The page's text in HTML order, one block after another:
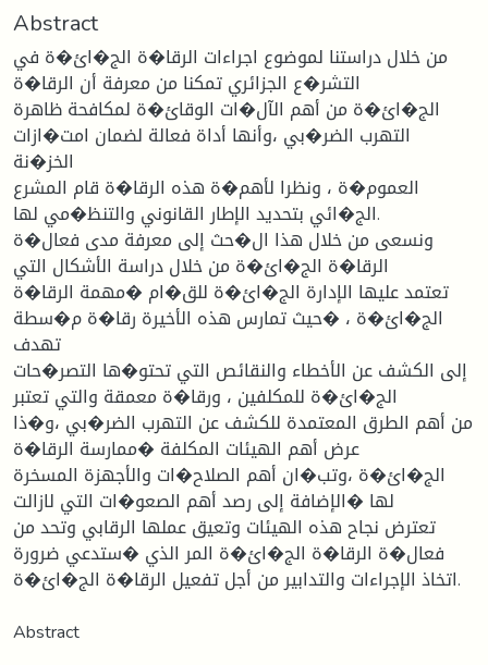
Abstract
من خلال دراستنا لموضوع اجراءات الرقا�ة الج�ائ�ة في
التشر�ع الجزائري تمكنا من معرفة أن الرقا�ة
الج�ائ�ة من أهم الآل�ات الوقائ�ة لمكافحة ظاهرة
التهرب الضر�بي ،وأنها أداة فعالة لضمان امت�ازات
الخز�نة
العموم�ة ، ونظرا لأهم�ة هذه الرقا�ة قام المشرع
الج�ائي بتحدید الإطار القانوني والتنظ�مي لها.
ونسعى من خلال هذا ال�حث إلى معرفة مدى فعال�ة
الرقا�ة الج�ائ�ة من خلال دراسة الأشكال التي
تعتمد علیها الإدارة الج�ائ�ة للق�ام �مهمة الرقا�ة
الج�ائ�ة ، �حیث تمارس هذه الأخیرة رقا�ة م�سطة
تهدف
إلى الكشف عن الأخطاء والنقائص التي تحتو�ها التصر�حات
الج�ائ�ة للمكلفین ، ورقا�ة معمقة والتي تعتبر
من أهم الطرق المعتمدة للكشف عن التهرب الضر�بي ،و�ذا
عرض أهم الهیئات المكلفة �ممارسة الرقا�ة
الج�ائ�ة ،وتب�ان أهم الصلاح�ات والأجهزة المسخرة
لها �الإضافة إلى رصد أهم الصعو�ات التي لازالت
تعترض نجاح هذه الهیئات وتعیق عملها الرقابي وتحد من
فعال�ة الرقا�ة الج�ائ�ة المر الذي �ستدعي ضرورة
اتخاذ الإجراءات والتدابیر من أجل تفعیل الرقا�ة الج�ائ�ة.
Abstract